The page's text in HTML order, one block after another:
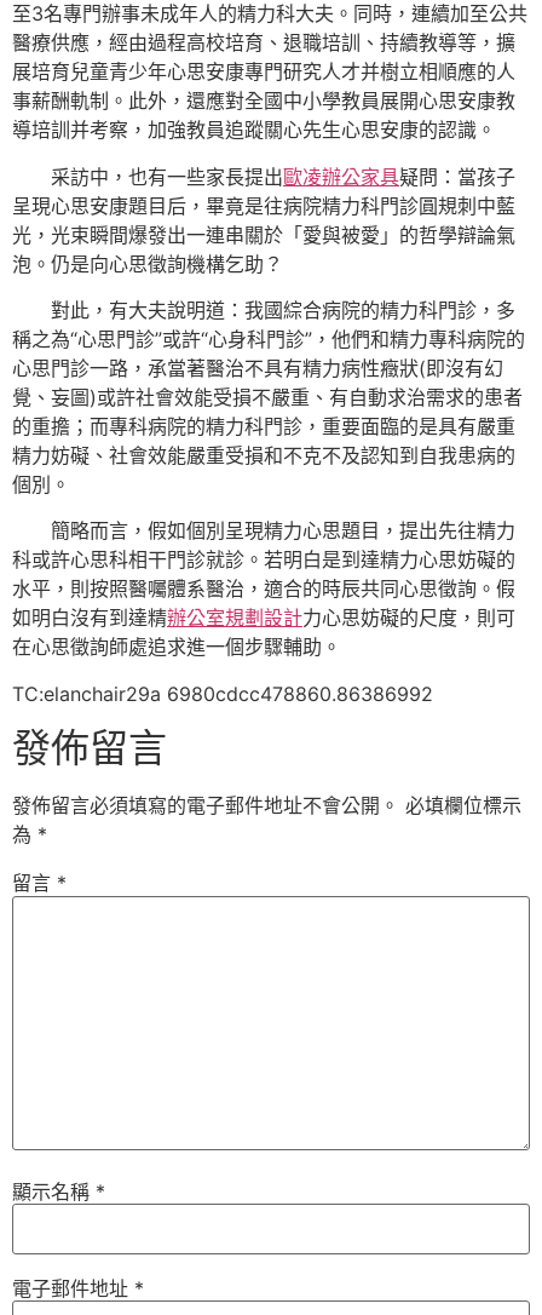
至3名專門辦事未成年人的精力科大夫。同時，連續加至公共
醫療供應，經由過程高校培育、退職培訓、持續教導等，擴
展培育兒童青少年心思安康專門研究人才并樹立相順應的人
事薪酬軌制。此外，還應對全國中小學教員展開心思安康教
導培訓并考察，加強教員追蹤關心先生心思安康的認識。
采訪中，也有一些家長提出歐凌辦公家具疑問：當孩子
呈現心思安康題目后，畢竟是往病院精力科門診圓規刺中藍
光，光束瞬間爆發出一連串關於「愛與被愛」的哲學辯論氣
泡。仍是向心思徵詢機構乞助？
對此，有大夫說明道：我國綜合病院的精力科門診，多
稱之為“心思門診”或許“心身科門診”，他們和精力專科病院的
心思門診一路，承當著醫治不具有精力病性癥狀(即沒有幻
覺、妄圖)或許社會效能受損不嚴重、有自動求治需求的患者
的重擔；而專科病院的精力科門診，重要面臨的是具有嚴重
精力妨礙、社會效能嚴重受損和不克不及認知到自我患病的
個別。
簡略而言，假如個別呈現精力心思題目，提出先往精力
科或許心思科相干門診就診。若明白是到達精力心思妨礙的
水平，則按照醫囑體系醫治，適合的時辰共同心思徵詢。假
如明白沒有到達精辦公室規劃設計力心思妨礙的尺度，則可
在心思徵詢師處追求進一個步驟輔助。
TC:elanchair29a 6980cdcc478860.86386992
發佈留言
發佈留言必須填寫的電子郵件地址不會公開。 必填欄位標示
為 *
留言 *
顯示名稱 *
電子郵件地址 *